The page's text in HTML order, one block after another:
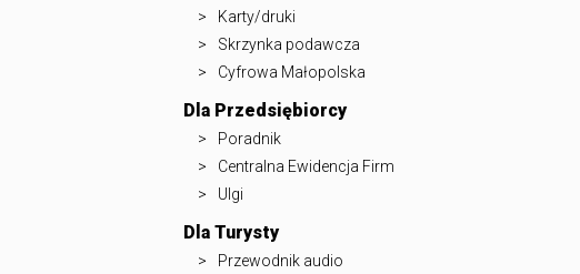
Karty/druki
Skrzynka podawcza
Cyfrowa Małopolska
Dla Przedsiębiorcy
Poradnik
Centralna Ewidencja Firm
Ulgi
Dla Turysty
Przewodnik audio